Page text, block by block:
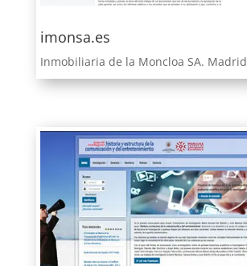
imonsa.es
Inmobiliaria de la Moncloa SA. Madrid